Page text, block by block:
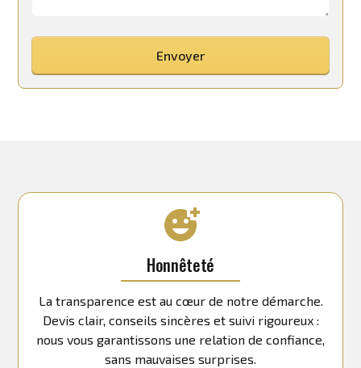
Honnêteté
La transparence est au cœur de notre démarche.
Devis clair, conseils sincères et suivi rigoureux :
nous vous garantissons une relation de confiance,
sans mauvaises surprises.